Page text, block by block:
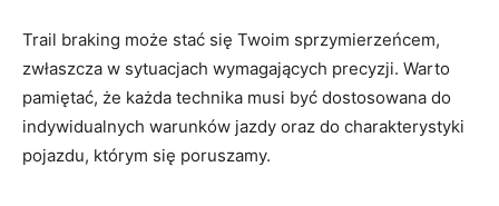
Trail braking może stać się Twoim sprzymierzeńcem,
zwłaszcza w sytuacjach wymagających precyzji. Warto
pamiętać, że każda technika musi być dostosowana do
indywidualnych warunków jazdy oraz do charakterystyki
pojazdu, którym się poruszamy.